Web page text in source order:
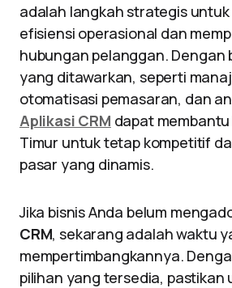
adalah langkah strategis
efisiensi operasional dan
hubungan pelanggan. Dengan
yang ditawarkan, seperti
otomatisasi pemasaran, dan
Aplikasi CRM dapat
Timur untuk tetap kompetitif
pasar yang dinamis.
Jika bisnis Anda belum
CRM, sekarang adalah waktu
mempertimbangkannya.
pilihan yang tersedia, pastikan